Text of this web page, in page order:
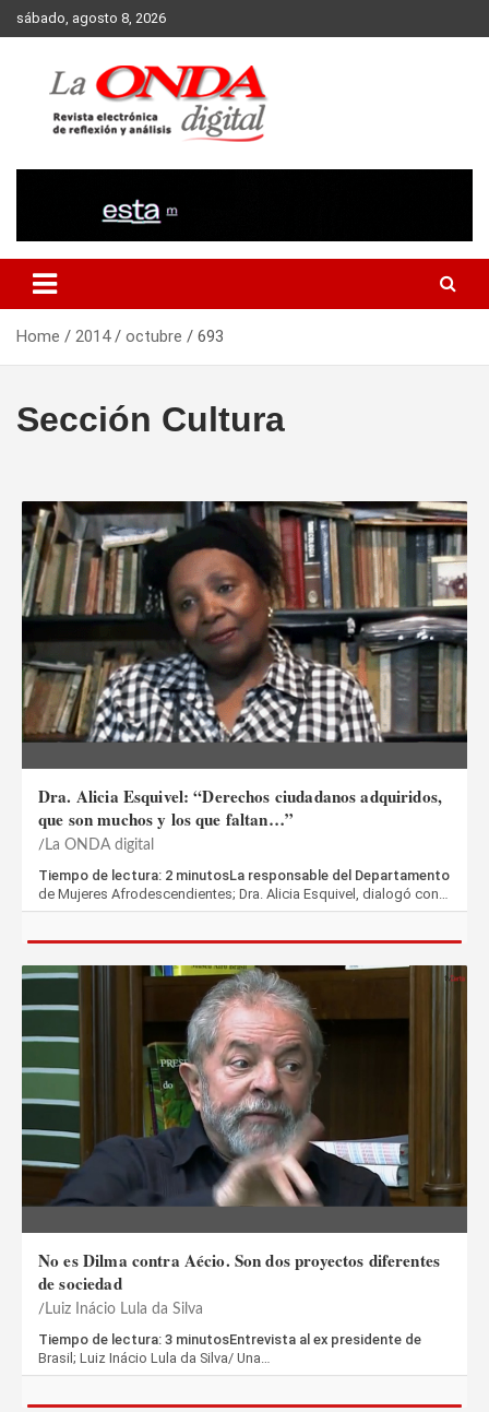
Skip
to
sábado, agosto 8, 2026
Home 2014 octubre 693
Dra. Alicia Esquivel: “Derechos ciudadanos adquiridos,
que son muchos y los que faltan…”
La ONDA digital
Tiempo de lectura: 2 minutosLa responsable del Departamento
de Mujeres Afrodescendientes; Dra. Alicia Esquivel, dialogó con…
No es Dilma contra Aécio. Son dos proyectos diferentes
de sociedad
Luiz Inácio Lula da Silva
Tiempo de lectura: 3 minutosEntrevista al ex presidente de
Brasil; Luiz Inácio Lula da Silva/ Una…